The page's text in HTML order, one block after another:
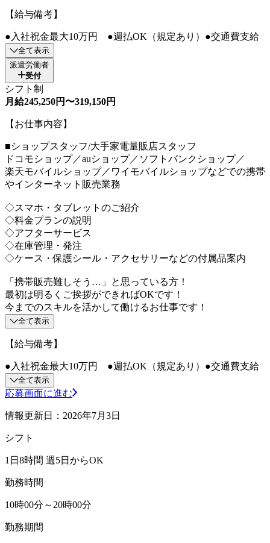
【給与備考】
●入社祝金最大10万円 ●週払OK（規定あり）●交通費支給
全て表示
派遣労働者
受付
シフト制
月給245,250円〜319,150円
【お仕事内容】
■ショップスタッフ/大手家電量販店スタッフ
ドコモショップ／auショップ／ソフトバンクショップ／
楽天モバイルショップ／ワイモバイルショップなどでの携帯
やインターネット販売業務
◇スマホ・タブレットのご紹介
◇料金プランの説明
◇アフターサービス
◇在庫管理・発注
◇ケース・保護シール・アクセサリーなどの付属品案内
「携帯販売難しそう…」と思っている方！
最初は明るくご挨拶ができればOKです！
今までのスキルを活かして働けるお仕事です！
全て表示
【給与備考】
●入社祝金最大10万円 ●週払OK（規定あり）●交通費支給
全て表示
応募画面に進む
情報更新日：2026年7月3日
シフト
1日8時間 週5日からOK
勤務時間
10時00分～20時00分
勤務期間